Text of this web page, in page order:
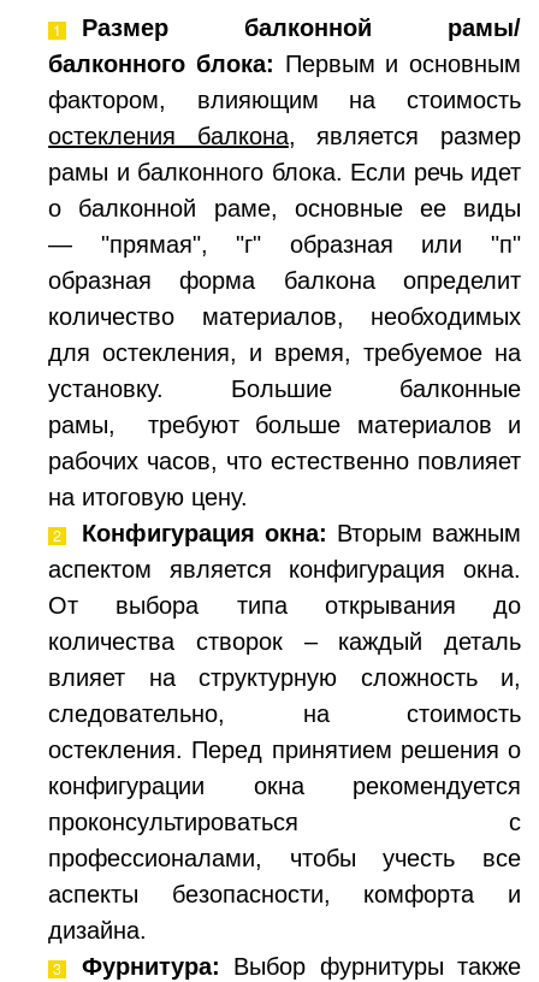
Размер балконной рамы/
балконного блока: Первым и основным
фактором, влияющим на стоимость
остекления балкона, является размер
рамы и балконного блока. Если речь идет
о балконной раме, основные ее виды
— "прямая", "г" образная или "п"
образная форма балкона определит
количество материалов, необходимых
для остекления, и время, требуемое на
установку. Большие балконные
рамы, требуют больше материалов и
рабочих часов, что естественно повлияет
на итоговую цену.
Конфигурация окна: Вторым важным
аспектом является конфигурация окна.
От выбора типа открывания до
количества створок – каждый деталь
влияет на структурную сложность и,
следовательно, на стоимость
остекления. Перед принятием решения о
конфигурации окна рекомендуется
проконсультироваться с
профессионалами, чтобы учесть все
аспекты безопасности, комфорта и
дизайна.
Фурнитура: Выбор фурнитуры также